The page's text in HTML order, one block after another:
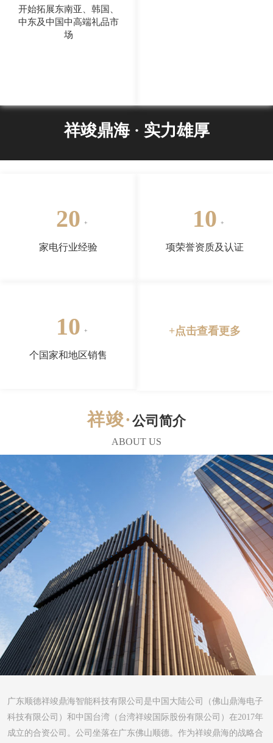
开始拓展东南亚、韩国、
中东及中国中高端礼品市
场
祥竣鼎海 · 实力雄厚
20
家电行业经验
10
项荣誉资质及认证
10
个国家和地区销售
+点击查看更多
公司简介
广东顺德祥竣鼎海智能科技有限公司是中国大陆公司（佛山鼎海电子
科技有限公司）和中国台湾（台湾祥竣国际股份有限公司）在2017年
成立的合资公司。公司坐落在广东佛山顺德。作为祥竣鼎海的战略合